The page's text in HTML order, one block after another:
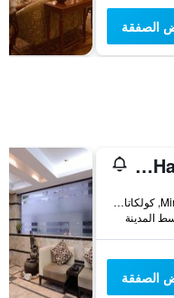
الصفقة
Khaja Habib Hotel
33, Mirza Ghalib St, كولكاتا, الهند
الصفقة